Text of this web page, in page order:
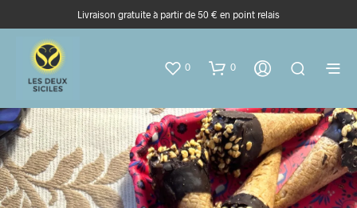
Livraison gratuite à partir de 50 € en point relais
0 0